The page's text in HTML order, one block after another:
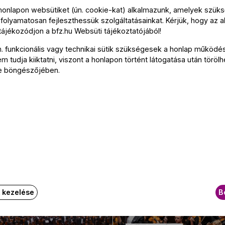
társadalmi missziót közösségi programjaival,
zene csak nehezen vagy egyáltalán nem
websütiket (ún. cookie-kat) alkalmazunk, amelyek
fejleszthessük szolgáltatásainkat. Kérjük, hogy az
a bfz.hu Websüti tájékoztatójából!
funkcionális vagy technikai sütik szükségesek a honlap
tudja kiiktatni, viszont a honlapon történt látogatása után
böngészőjében.